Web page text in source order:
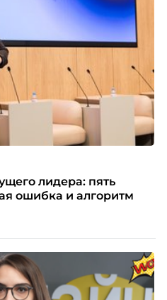
лидера: пять
ошибка и алгоритм